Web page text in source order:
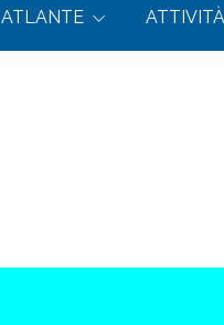
ATLANTE